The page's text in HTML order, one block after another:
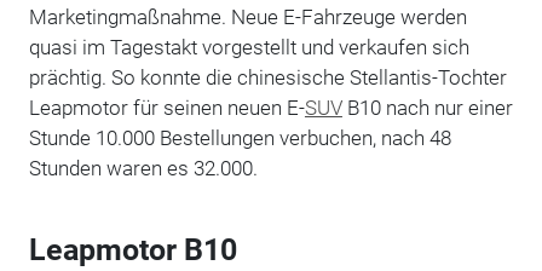
Marketingmaßnahme. Neue E-Fahrzeuge werden
quasi im Tagestakt vorgestellt und verkaufen sich
prächtig. So konnte die chinesische Stellantis-Tochter
Leapmotor für seinen neuen E-SUVB10 nach nur einer
Stunde 10.000 Bestellungen verbuchen, nach 48
Stunden waren es 32.000.
Leapmotor B10